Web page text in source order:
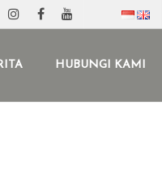
HUBUNGI KAMI